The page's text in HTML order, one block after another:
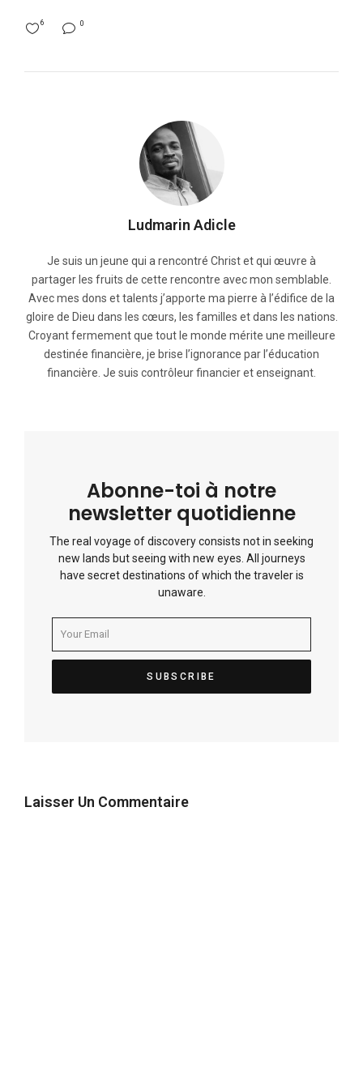
0
6
Ludmarin Adicle
Je suis un jeune qui a rencontré Christ et qui œuvre à
partager les fruits de cette rencontre avec mon semblable.
Avec mes dons et talents j’apporte ma pierre à l’édifice de la
gloire de Dieu dans les cœurs, les familles et dans les nations.
Croyant fermement que tout le monde mérite une meilleure
destinée financière, je brise l’ignorance par l’éducation
financière. Je suis contrôleur financier et enseignant.
Abonne-toi à notre
newsletter quotidienne
The real voyage of discovery consists not in seeking
new lands but seeing with new eyes. All journeys
have secret destinations of which the traveler is
unaware.
Laisser Un Commentaire